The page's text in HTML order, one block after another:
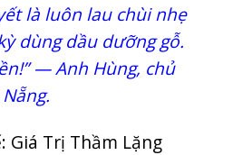
là luôn lau chùi nhẹ
dùng dầu dưỡng gỗ.
— Anh Hùng, chủ
Giá Trị Thầm Lặng